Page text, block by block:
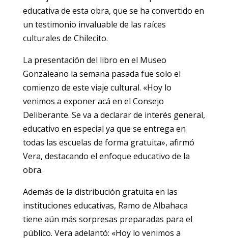
educativa de esta obra, que se ha convertido en
un testimonio invaluable de las raíces
culturales de Chilecito.
La presentación del libro en el Museo
Gonzaleano la semana pasada fue solo el
comienzo de este viaje cultural. «Hoy lo
venimos a exponer acá en el Consejo
Deliberante. Se va a declarar de interés general,
educativo en especial ya que se entrega en
todas las escuelas de forma gratuita», afirmó
Vera, destacando el enfoque educativo de la
obra.
Además de la distribución gratuita en las
instituciones educativas, Ramo de Albahaca
tiene aún más sorpresas preparadas para el
público. Vera adelantó: «Hoy lo venimos a